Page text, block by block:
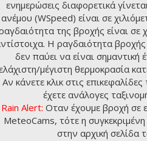
ενημερώσεις διαφορετικά
ανέμου (WSpeed) είναι σε
της βροχής είναι σε
Η ραγδαιότητα
δεν παύει να είναι σημαντική
μέγιστη θερμοκρασία
Αν κάνετε κλικ στις
έχετε ανάλογες
Rain Alert: Οταν έχουμε βροχή σε
MeteoCams, τότε η
στην αρχική σελίδα